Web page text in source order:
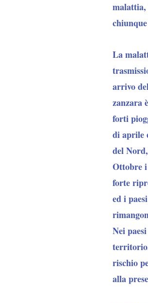
malattia,
La
arrivo
zanzara
forti
di aprile
del
Ottobre
forte
ed i
Nei
rischio
alla